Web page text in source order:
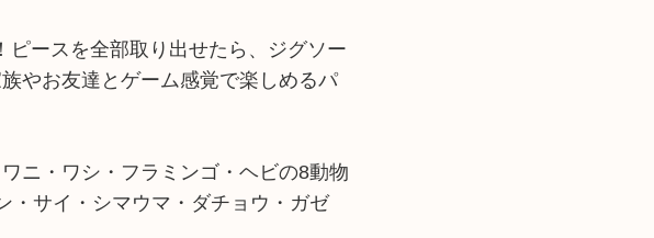
ースを全部取り出せたら、ジグソー
やお友達とゲーム感覚で楽しめるパ
ニ・ワシ・フラミンゴ・ヘビの8動物
・サイ・シマウマ・ダチョウ・ガゼ